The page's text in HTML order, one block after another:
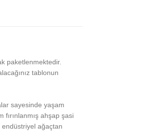
paketlenmektedir.
tablonun
sayesinde yaşam
fırınlanmış ahşap şasi
ağaçtan